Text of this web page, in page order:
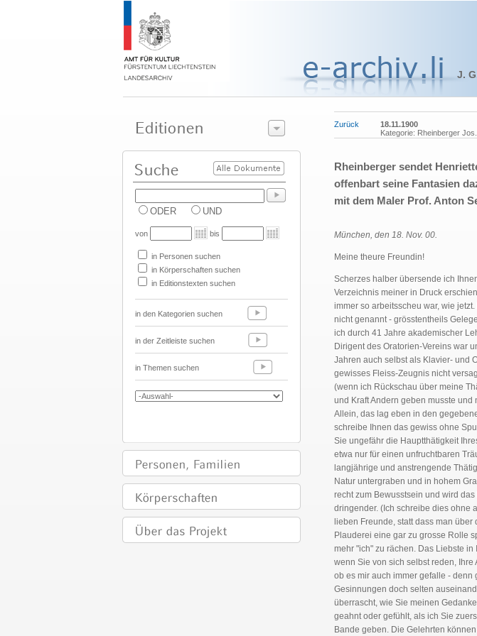
J.
ODER UND
von bis
in Personen suchen
in Körperschaften suchen
in Editionstexten suchen
in den Kategorien suchen
in der Zeitleiste suchen
in Themen suchen
Zurück
18.11.1900
Kategorie: Rheinberger
Rheinberger sendet
offenbart seine Fantasien
mit dem Maler Prof. Anton
München, den 18. Nov. 00.
Meine theure Freundin!
Scherzes halber übersende ich
Verzeichnis meiner in Druck
immer so arbeitsscheu war, wie
nicht genannt - grösstentheils
ich durch 41 Jahre akademischer
Dirigent des Oratorien-Vereins war
Jahren auch selbst als Klavier- und
gewisses Fleiss-Zeugnis nicht
(wenn ich Rückschau über meine
und Kraft Andern geben musste
Allein, das lag eben in den
schreibe Ihnen das gewiss ohne
Sie ungefähr die Hauptthätigkeit
etwa nur für einen unfruchtbaren
langjährige und anstrengende
Natur untergraben und in hohem
recht zum Bewusstsein und wird
dringender. (Ich schreibe dies ohne
lieben Freunde, statt dass man
Plauderei eine gar zu grosse Rolle
mehr "ich" zu rächen. Das Liebste
wenn Sie von sich selbst reden,
ob es mir auch immer gefalle - denn
Gesinnungen doch selten
überrascht, wie Sie meinen
geahnt oder gefühlt, als ich Sie
Bande geben. Die Gelehrten